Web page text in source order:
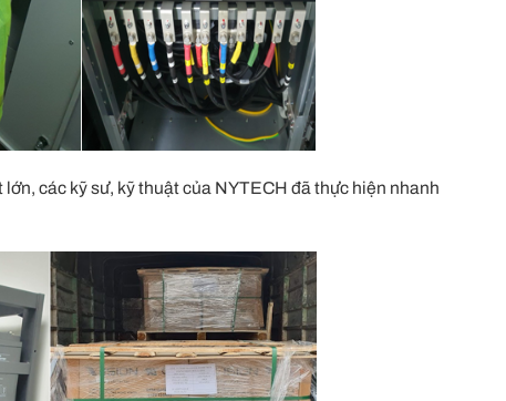
các kỹ sư, kỹ thuật của NYTECH đã thực hiện nhanh